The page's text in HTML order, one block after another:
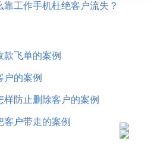
靠工作手机杜绝客户流失？